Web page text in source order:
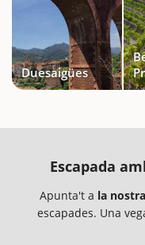
Duesaigües
Escapada
Apunta't a la
escapades. Una